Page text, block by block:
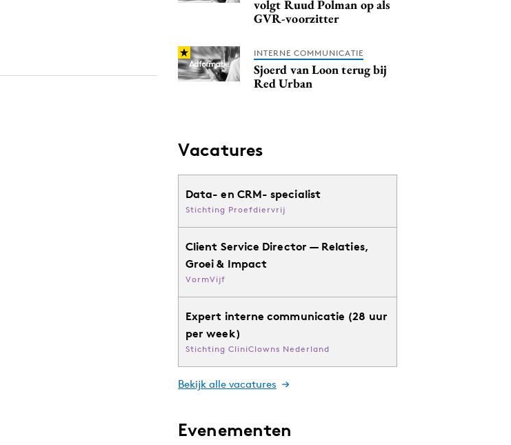
volgt Ruud Polman op als
GVR-voorzitter
INTERNE COMMUNICATIE
Sjoerd van Loon terug bij
Red Urban
Vacatures
Data- en CRM- specialist
Stichting Proefdiervrij
Client Service Director — Relaties,
Groei & Impact
VormVijf
Expert interne communicatie (28 uur
per week)
Stichting CliniClowns Nederland
Bekijk alle vacatures
Evenementen